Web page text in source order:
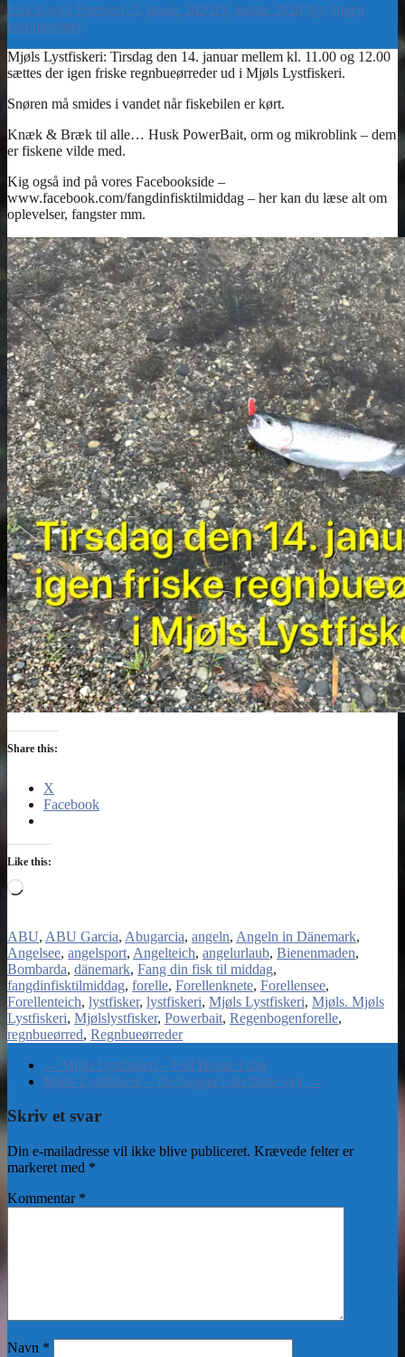
Erik Egvad Petersen13. januar 202019. januar 2020 Nyt Ingen
kommentarer
Share this:
X
Facebook
Like this:
Loading…
ABU ABU Garcia Abugarcia angeln Angeln in Dänemark
Angelsee angelsport Angelteich angelurlaub Bienenmaden
Bombarda dänemark Fang din fisk til middag
fangdinfisktilmiddag forelle Forellenknete Forellensee
Forellenteich lystfisker lystfiskeri Mjøls Lystfiskeri Mjøls. Mjøls
Lystfiskeri Mjølslystfisker Powerbait Regenbogenforelle
regnbueørred Regnbueørreder
← Mjøls Lystfiskeri – Full House i dag
Mjøls Lystfiskeri: – De hugger i det flotte vejr →
Skriv et svar
Din e-mailadresse vil ikke blive publiceret. Krævede felter er
markeret med *
Kommentar *
Navn *